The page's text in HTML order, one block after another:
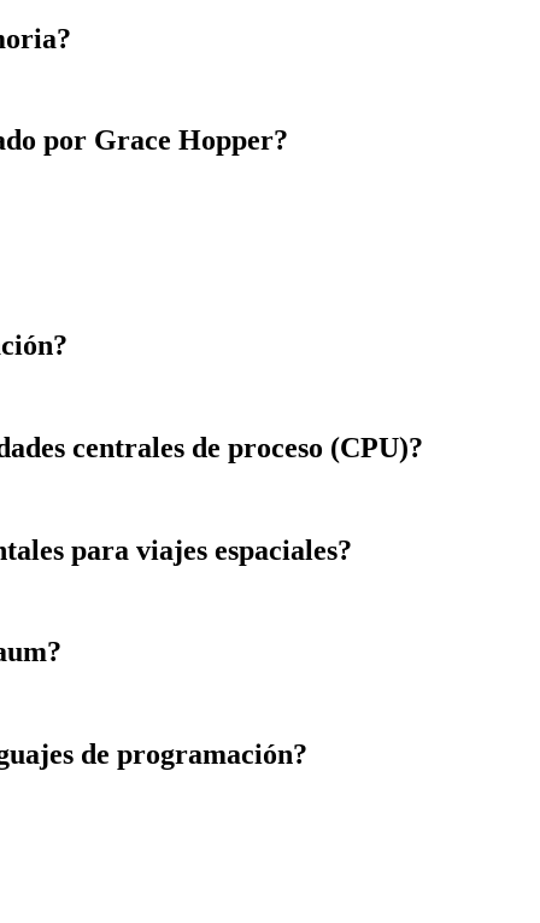
por Grace Hopper?
centrales de proceso (CPU)?
para viajes espaciales?
de programación?